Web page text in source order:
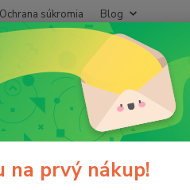
Ochrana súkromia Blog
(Po-
na prvý nákup!